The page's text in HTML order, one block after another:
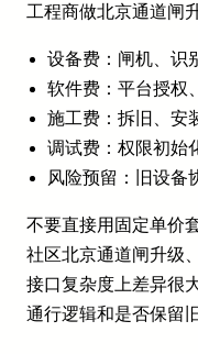
工程商做北京通道闸
设备费：闸机、识
软件费：平台授权
施工费：拆旧、安
调试费：权限初始
风险预留：旧设备
不要直接用固定单价
社区北京通道闸升级
接口复杂度上差异很
通行逻辑和是否保留